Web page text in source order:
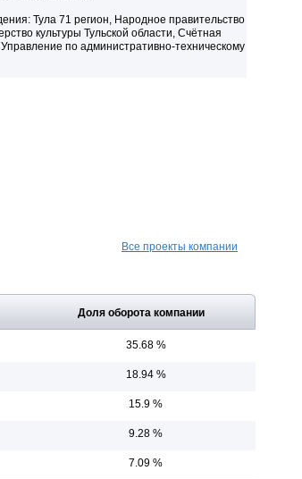
Тула 71 регион, Народное правительство
культуры Тульской области, Счётная
по административно-техническому
Все проекты компании
Доля оборота компании
35.68 %
18.94 %
15.9 %
9.28 %
7.09 %